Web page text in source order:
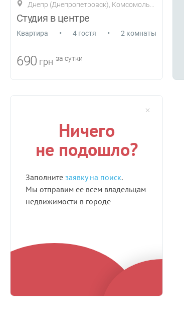
Днепр (Днепропетровск), Комсомольская 3
Студия в центре
Квартира • 4 гостя • 2 комнаты
690 грн за сутки
Ничего
не подошло?
Заполните заявку на поиск.
Мы отправим ее всем владельцам
недвижимости в городе